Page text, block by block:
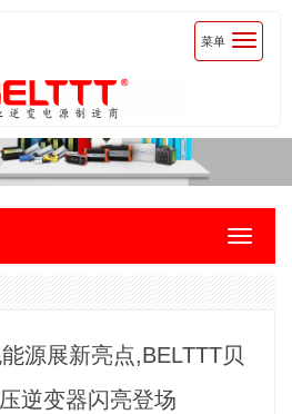
Toggle
菜单
Toggle
源展新亮点,BELTTT贝
逆变器闪亮登场